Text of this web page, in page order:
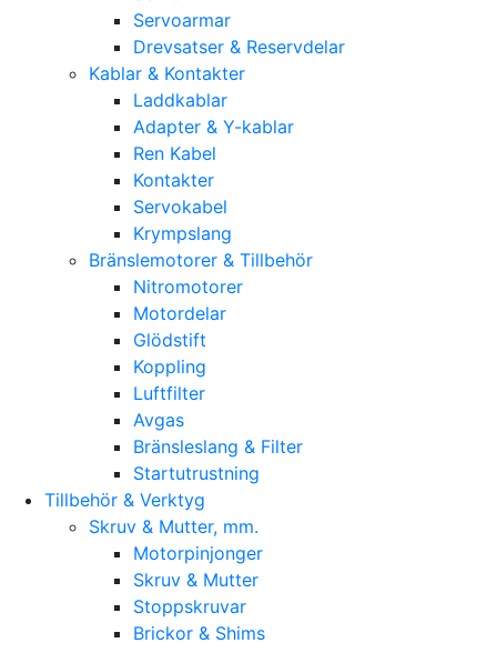
Servoarmar
Drevsatser & Reservdelar
Kablar & Kontakter
Laddkablar
Adapter & Y-kablar
Ren Kabel
Kontakter
Servokabel
Krympslang
Bränslemotorer & Tillbehör
Nitromotorer
Motordelar
Glödstift
Koppling
Luftfilter
Avgas
Bränsleslang & Filter
Startutrustning
Tillbehör & Verktyg
Skruv & Mutter, mm.
Motorpinjonger
Skruv & Mutter
Stoppskruvar
Brickor & Shims